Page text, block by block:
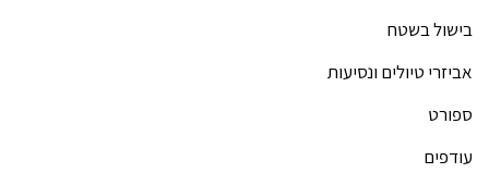
בישול בשטח
אביזרי טיולים ונסיעות
ספורט
עודפים